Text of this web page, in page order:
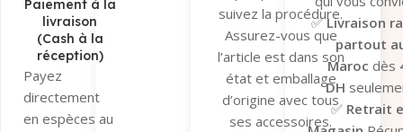
Paiement à la
livraison
(Cash à la
réception)
Payez
directement
en espèces au
suivez la procédure.
Assurez-vous que
l’article est dans son
état et emballage
d’origine avec tous
ses accessoires.
✅Livraison
partout
Maroc dès
DH
✅ Retrait